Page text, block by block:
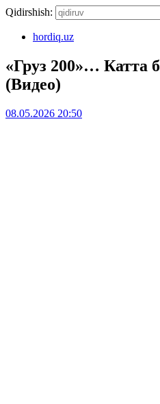
Qidirshish:
hordiq.uz
«Груз 200»… Катта
(Видео)
08.05.2026 20:50